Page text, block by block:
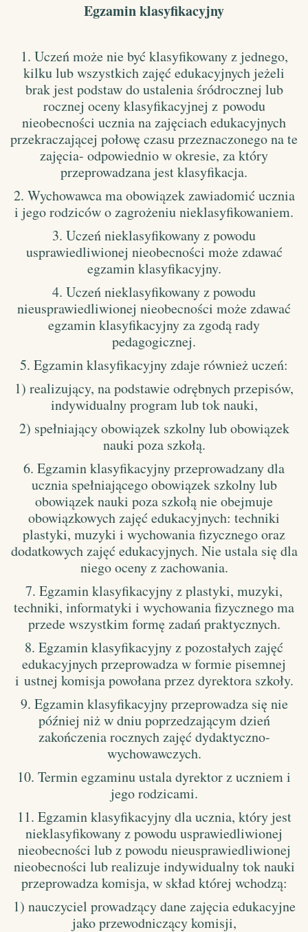
Egzamin klasyfikacyjny
1. Uczeń może nie być klasyfikowany z jednego,
kilku lub wszystkich zajęć edukacyjnych jeżeli
brak jest podstaw do ustalenia śródrocznej lub
rocznej oceny klasyfikacyjnej z powodu
nieobecności ucznia na zajęciach edukacyjnych
przekraczającej połowę czasu przeznaczonego na te
zajęcia- odpowiednio w okresie, za który
przeprowadzana jest klasyfikacja.
2. Wychowawca ma obowiązek zawiadomić ucznia
i jego rodziców o zagrożeniu nieklasyfikowaniem.
3. Uczeń nieklasyfikowany z powodu
usprawiedliwionej nieobecności może zdawać
egzamin klasyfikacyjny.
4. Uczeń nieklasyfikowany z powodu
nieusprawiedliwionej nieobecności może zdawać
egzamin klasyfikacyjny za zgodą rady
pedagogicznej.
5. Egzamin klasyfikacyjny zdaje również uczeń:
1) realizujący, na podstawie odrębnych przepisów,
indywidualny program lub tok nauki,
2) spełniający obowiązek szkolny lub obowiązek
nauki poza szkołą.
6. Egzamin klasyfikacyjny przeprowadzany dla
ucznia spełniającego obowiązek szkolny lub
obowiązek nauki poza szkołą nie obejmuje
obowiązkowych zajęć edukacyjnych: techniki
plastyki, muzyki i wychowania fizycznego oraz
dodatkowych zajęć edukacyjnych. Nie ustala się dla
niego oceny z zachowania.
7. Egzamin klasyfikacyjny z plastyki, muzyki,
techniki, informatyki i wychowania fizycznego ma
przede wszystkim formę zadań praktycznych.
8. Egzamin klasyfikacyjny z pozostałych zajęć
edukacyjnych przeprowadza w formie pisemnej
i ustnej komisja powołana przez dyrektora szkoły.
9. Egzamin klasyfikacyjny przeprowadza się nie
później niż w dniu poprzedzającym dzień
zakończenia rocznych zajęć dydaktyczno-
wychowawczych.
10. Termin egzaminu ustala dyrektor z uczniem i
jego rodzicami.
11. Egzamin klasyfikacyjny dla ucznia, który jest
nieklasyfikowany z powodu usprawiedliwionej
nieobecności lub z powodu nieusprawiedliwionej
nieobecności lub realizuje indywidualny tok nauki
przeprowadza komisja, w skład której wchodzą:
1) nauczyciel prowadzący dane zajęcia edukacyjne
jako przewodniczący komisji,